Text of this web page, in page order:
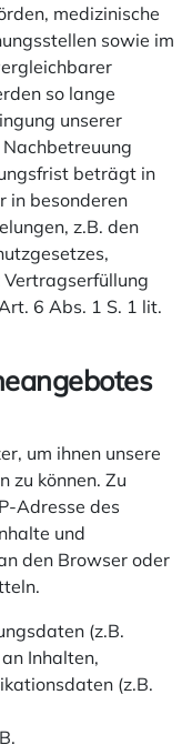
medizinische
sowie im
so lange
unserer
beträgt in
in besonderen
z.B. den
Vertragserfüllung
6 Abs. 1 S. 1 lit.
um ihnen unsere
zu können. Zu
Adresse des
und
den Browser oder
(z.B.
Inhalten,
(z.B.